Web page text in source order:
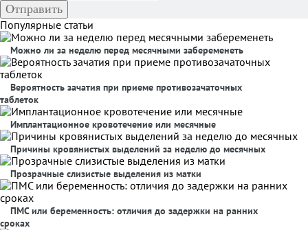
Популярные статьи
Можно ли за неделю перед месячными забеременеть
Вероятность зачатия при приеме противозачаточных
таблеток
Имплантационное кровотечение или месячные
Причины кровянистых выделений за неделю до месячных
Прозрачные слизистые выделения из матки
ПМС или беременность: отличия до задержки на ранних
сроках